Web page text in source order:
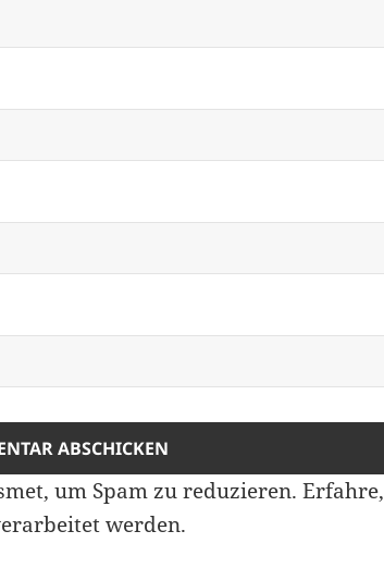
um Spam zu reduzieren.Erfahre,
werden.